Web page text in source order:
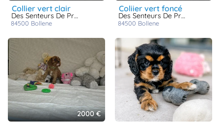
collier vert clair
Des Senteurs De Provence
84500 bollene
coliier vert foncé
Des Senteurs De Provence
84500 bollene
2000 €